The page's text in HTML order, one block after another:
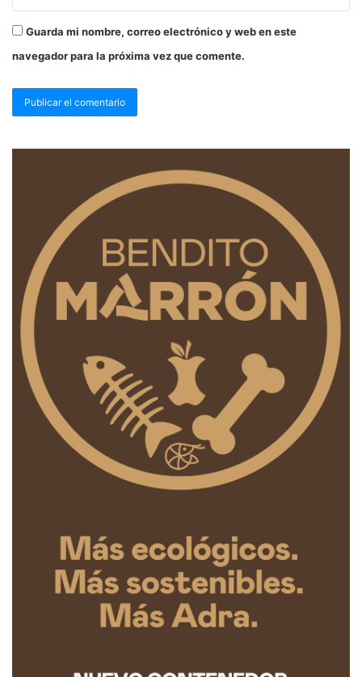
Guarda mi nombre, correo electrónico y web en este
navegador para la próxima vez que comente.